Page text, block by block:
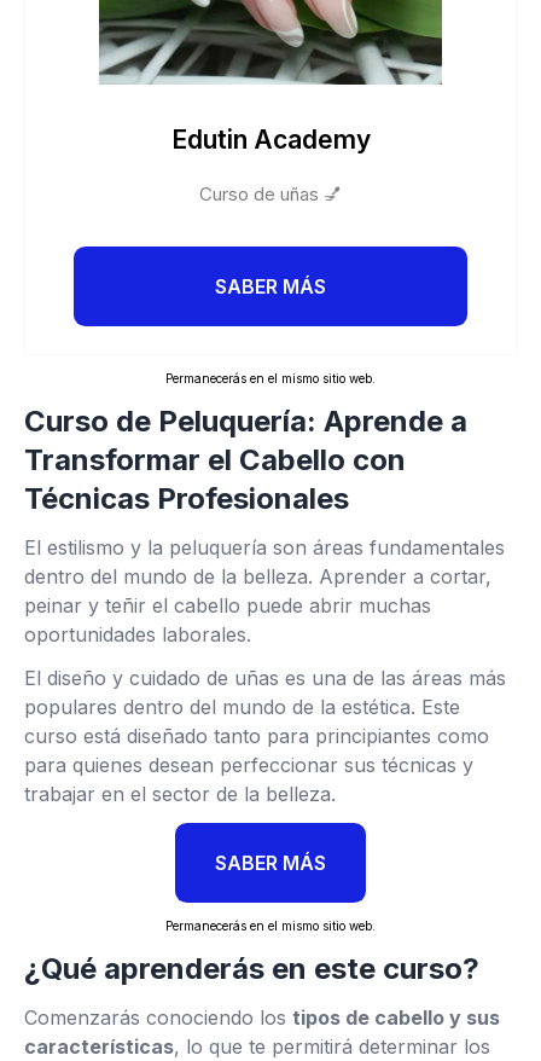
Edutin Academy
Curso de uñas 💅
SABER MÁS
Permanecerás en el mismo sitio web.
Curso de Peluquería: Aprende a
Transformar el Cabello con
Técnicas Profesionales
El estilismo y la peluquería son áreas fundamentales
dentro del mundo de la belleza. Aprender a cortar,
peinar y teñir el cabello puede abrir muchas
oportunidades laborales.
El diseño y cuidado de uñas es una de las áreas más
populares dentro del mundo de la estética. Este
curso está diseñado tanto para principiantes como
para quienes desean perfeccionar sus técnicas y
trabajar en el sector de la belleza.
SABER MÁS
Permanecerás en el mismo sitio web.
¿Qué aprenderás en este curso?
Comenzarás conociendo los tipos de cabello y sus
características, lo que te permitirá determinar los